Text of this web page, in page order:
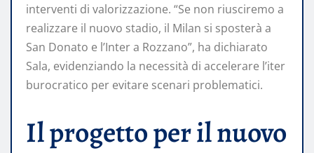
interventi di valorizzazione. “Se non riusciremo a
realizzare il nuovo stadio, il Milan si sposterà a
San Donato e l’Inter a Rozzano”, ha dichiarato
Sala, evidenziando la necessità di accelerare l’iter
burocratico per evitare scenari problematici.
Il progetto per il nuovo